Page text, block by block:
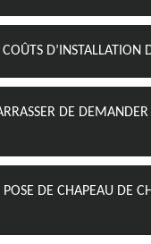
DE
DE CHAPEAU DE